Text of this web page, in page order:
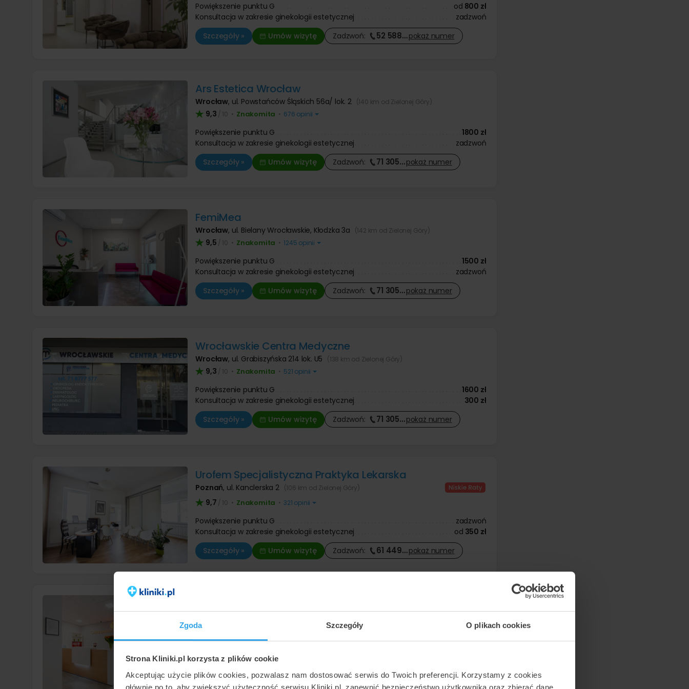
Zgoda Szczegóły O plikach cookies
Strona Kliniki.pl korzysta z plików cookie
Akceptując użycie plików cookies, pozwalasz nam dostosować serwis do Twoich preferencji. Korzystamy z cookies
głównie po to, aby zwiększyć użyteczność serwisu Kliniki.pl, zapewnić bezpieczeństwo użytkownika oraz zbierać dane
Powiększenie punktu G od 800 zł
Konsultacja w zakresie ginekologii estetycznej
zadzwoń
Szczegóły »
Umów wizytę Zadzwoń: 52 588…pokaż numer
Ars Estetica Wrocław
Wrocław, ul. Powstańców Śląskich 56a/ lok. 2 (140 km od Zielonej Góry)
9,3 / 10 • Znakomita • 676 opinii
Powiększenie punktu G
1800 zł
Konsultacja w zakresie ginekologii estetycznej
zadzwoń
Szczegóły »
Umów wizytę Zadzwoń: 71 305…pokaż numer
FemiMea
Wrocław, ul. Bielany Wrocławskie, Kłodzka 3a (142 km od Zielonej Góry)
9,5 / 10 • Znakomita • 1245 opinii
Powiększenie punktu G
1500 zł
Konsultacja w zakresie ginekologii estetycznej
zadzwoń
Szczegóły »
Umów wizytę Zadzwoń: 71 305…pokaż numer
Wrocławskie Centra Medyczne
Wrocław, ul. Grabiszyńska 214 lok. U5 (138 km od Zielonej Góry)
9,3 / 10 • Znakomita • 521 opinii
Powiększenie punktu G
1600 zł
Konsultacja w zakresie ginekologii estetycznej
300 zł
Szczegóły »
Umów wizytę Zadzwoń: 71 305…pokaż numer
Urofem Specjalistyczna Praktyka Lekarska
Poznań, ul. Kanclerska 2 (106 km od Zielonej Góry)
9,7 / 10 • Znakomita • 321 opinii
Powiększenie punktu G
zadzwoń
Konsultacja w zakresie ginekologii estetycznej
od 350 zł
Szczegóły »
Umów wizytę Zadzwoń: 61 449…pokaż numer
Konsultacja w zakresie ginekologii estetycznej
Szczegóły »
Umów wizytę Zadzwoń: 71 305…pokażnumer